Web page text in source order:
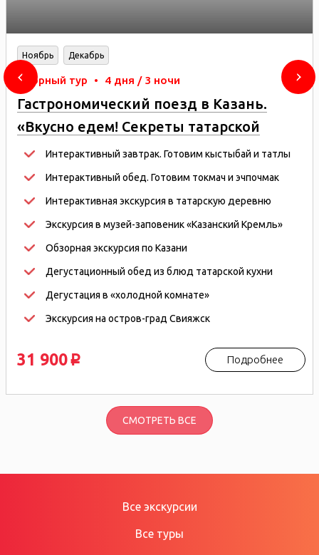
Ноябрь Декабрь
Сборный тур • 4 дня / 3 ночи
Гастрономический поезд в Казань.
«Вкусно едем! Секреты татарской
кухни»Интерактивный завтрак. Готовим кыстыбай и татлы
Интерактивный обед. Готовим токмач и эчпочмак
Интерактивная экскурсия в татарскую деревню
Экскурсия в музей-заповеник «Казанский Кремль»
Обзорная экскурсия по Казани
Дегустационный обед из блюд татарской кухни
Дегустация в «холодной комнате»
Экскурсия на остров-град Свияжск
31 900 p Подробнее
СМОТРЕТЬ ВСЕ
Все экскурсии
Все туры